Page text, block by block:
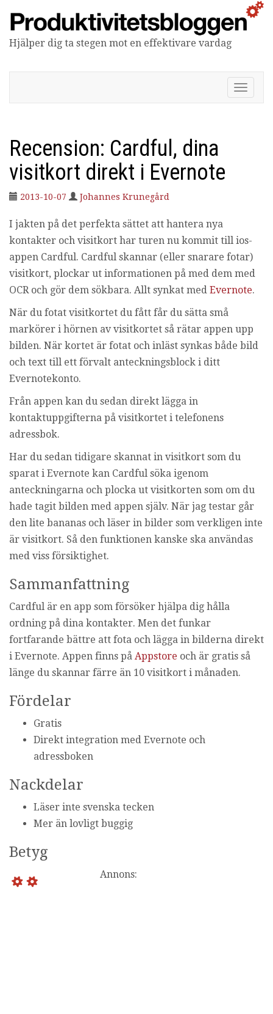
Hjälper dig ta stegen mot en effektivare vardag
V
i
e
r
n
Recension: Cardful, dina
visitkort direkt i Evernote
2013-10-07 Johannes Krunegård
I jakten på det perfekta sättet att hantera nya
kontakter och visitkort har turen nu kommit till ios-
appen Cardful. Cardful skannar (eller snarare fotar)
visitkort, plockar ut informationen på med dem med
OCR och gör dem sökbara. Allt synkat med Evernote.
När du fotat visitkortet du fått får du sätta små
markörer i hörnen av visitkortet så rätar appen upp
bilden. När kortet är fotat och inläst synkas både bild
och text till ett förvalt anteckningsblock i ditt
Evernotekonto.
Från appen kan du sedan direkt lägga in
kontaktuppgifterna på visitkortet i telefonens
adressbok.
Har du sedan tidigare skannat in visitkort som du
sparat i Evernote kan Cardful söka igenom
anteckningarna och plocka ut visitkorten som om du
hade tagit bilden med appen själv. När jag testar går
den lite bananas och läser in bilder som verkligen inte
är visitkort. Så den funktionen kanske ska användas
med viss försiktighet.
Sammanfattning
Cardful är en app som försöker hjälpa dig hålla
ordning på dina kontakter. Men det funkar
fortfarande bättre att fota och lägga in bilderna direkt
i Evernote. Appen finns på Appstore och är gratis så
länge du skannar färre än 10 visitkort i månaden.
Fördelar
Gratis
Direkt integration med Evernote och
adressboken
Nackdelar
Läser inte svenska tecken
Mer än lovligt buggig
Betyg
Annons: